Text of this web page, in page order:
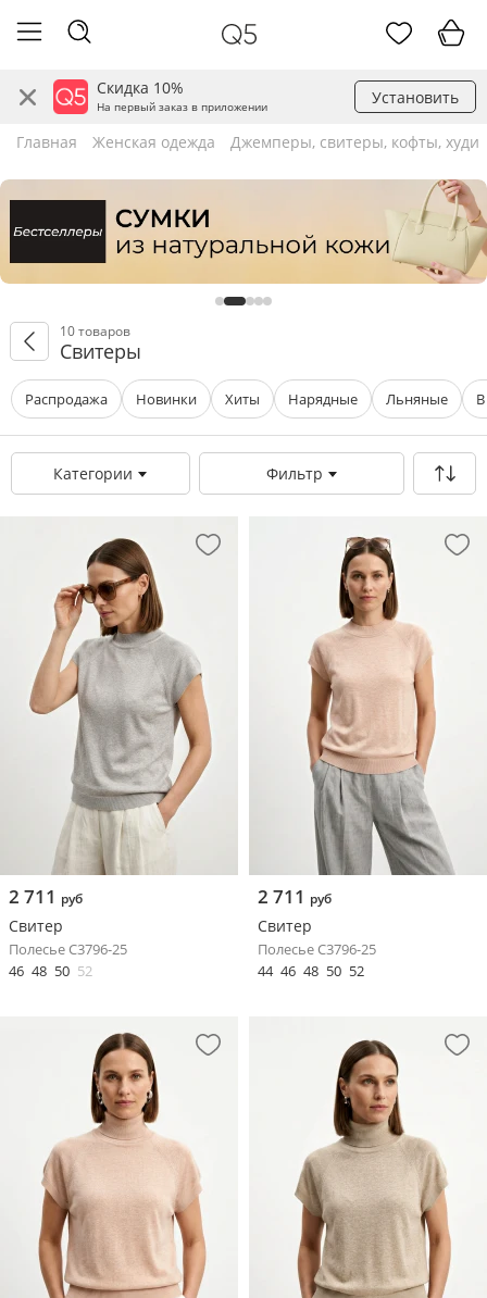
Скидка 10%
На первый заказ в приложении Установить
Главная Женская одежда Джемперы, свитеры, кофты, худи
10 товаров
Свитеры
Распродажа Новинки Хиты Нарядные Льняные
Категории Фильтр
2 711 руб
Свитер
Полесье С3796-25
46 48 50 52
2 711 руб
Свитер
Полесье С3796-25
44 46 48 50 52